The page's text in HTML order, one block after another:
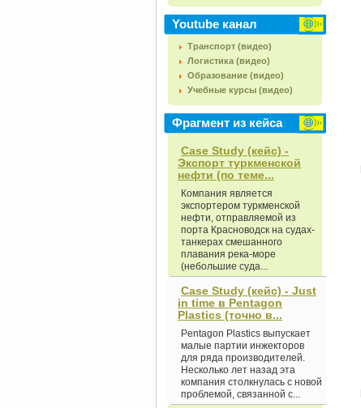
Youtube канал
Транспорт (видео)
Логистика (видео)
Образование (видео)
Учебные курсы (видео)
Фрагмент из кейса
Case Study (кейс) -
Экспорт туркменской
нефти (по теме...
Компания является
экспортером туркменской
нефти, отправляемой из
порта Красноводск на судах-
танкерах смешанного
плавания река-море
(небольшие суда...
Case Study (кейс) - Just
in time в Pentagon
Plastics (точно в...
Pentagon Plastics выпускает
малые партии инжекторов
для ряда производителей.
Несколько лет назад эта
компания столкнулась с новой
проблемой, связанной с...